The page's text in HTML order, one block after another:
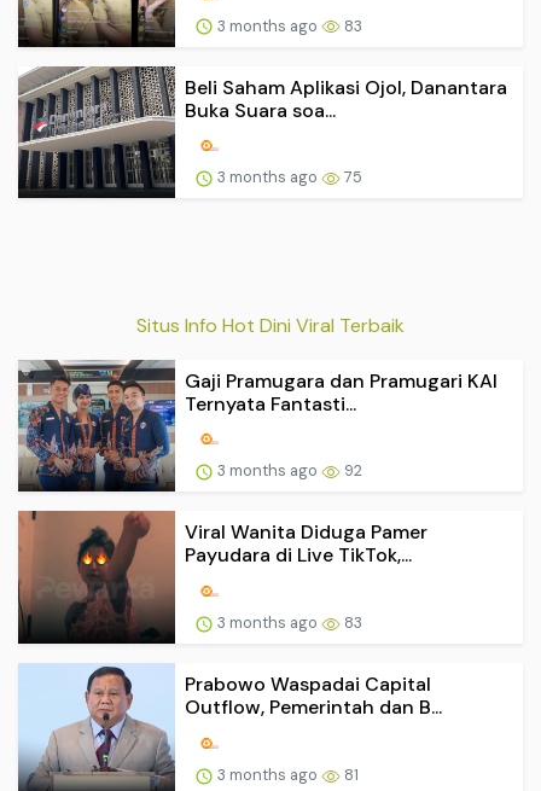
3 months ago 83
Beli Saham Aplikasi Ojol, Danantara
Buka Suara soa...
3 months ago 75
Situs Info Hot Dini Viral Terbaik
Gaji Pramugara dan Pramugari KAI
Ternyata Fantasti...
3 months ago 92
Viral Wanita Diduga Pamer
Payudara di Live TikTok,...
3 months ago 83
Prabowo Waspadai Capital
Outflow, Pemerintah dan B...
3 months ago 81